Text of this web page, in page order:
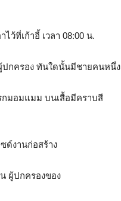
ว้ที่เก้าอี้ เวลา 08:00 น.
ปกครอง ทันใดนั้นมีชายคนหนึ่ง
กมอมแมม บนเสื้อมีคราบสี
ด์งานก่อสร้าง
ผู้ปกครองของ